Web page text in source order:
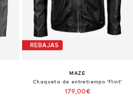
REBAJAS
MAZE
Chaqueta de entretiempo 'Flint'
179,00€